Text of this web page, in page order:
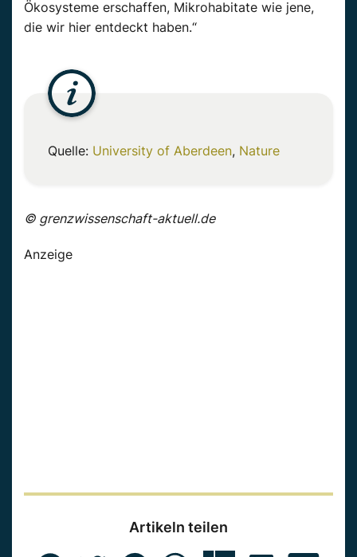
Ökosysteme erschaffen, Mikrohabitate wie jene,
die wir hier entdeckt haben.“
Quelle: University of Aberdeen, Nature
© grenzwissenschaft-aktuell.de
Anzeige
Artikeln teilen